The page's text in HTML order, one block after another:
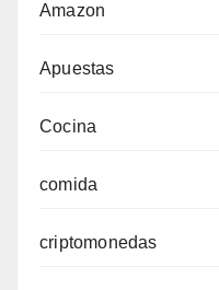
Amazon
Apuestas
Cocina
comida
criptomonedas